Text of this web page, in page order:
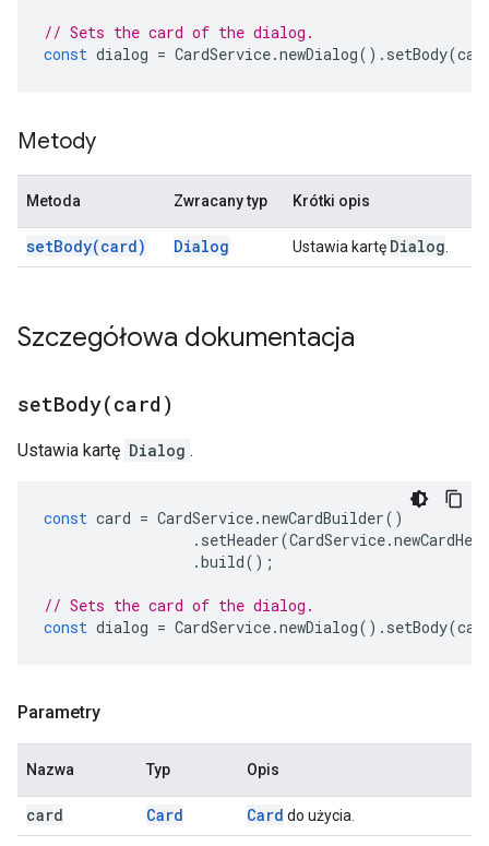
// Sets the card of the dialog.
const dialog = CardService.newDialog(). setBody(
Metody
Metoda Zwracany typ Krótki opis
setBody(card) Dialog Ustawia kartę Dialog
Szczegółowa dokumentacja
setBody(card)
Ustawia kartę Dialog .
const card = CardService.newCardBuilder()
. setHeader(CardService.
.build();
// Sets the card of the dialog.
const dialog = CardService.newDialog(). setBody(
Parametry
Nazwa Typ Opis
card Card Card do użycia.